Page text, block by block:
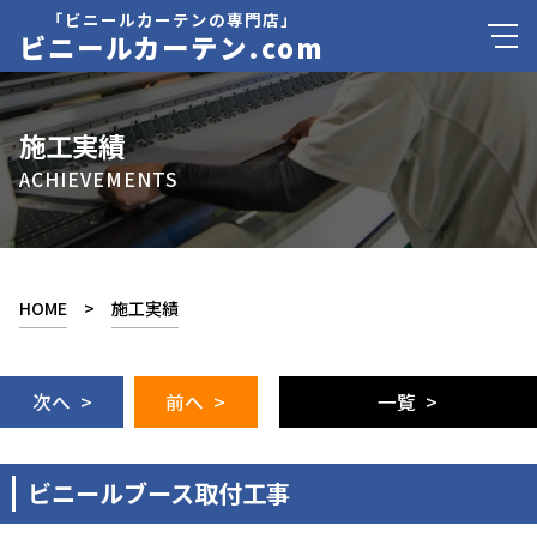
「ビニールカーテンの専門店」
ビニールカーテン.com
施工実績
ACHIEVEMENTS
HOME > 施工実績
次へ > 前へ > 一覧 >
ビニールブース取付工事